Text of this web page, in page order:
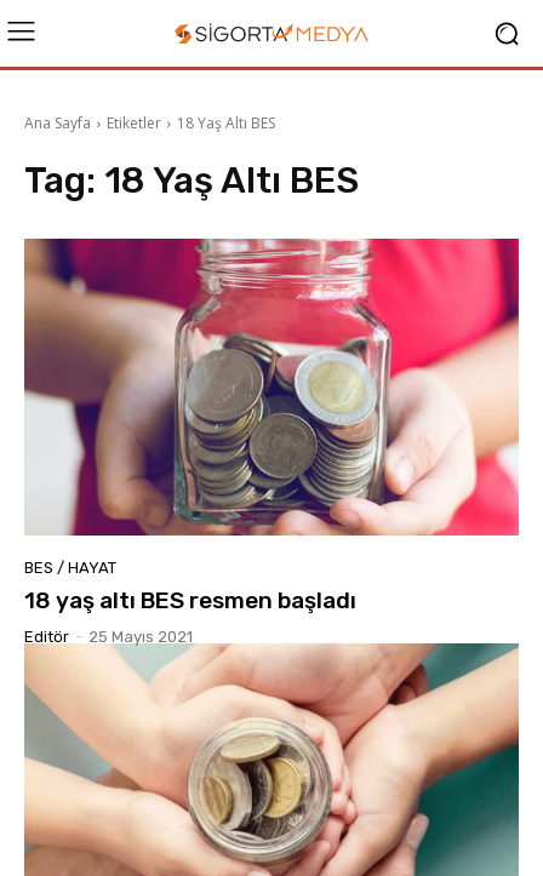
Ana Sayfa Etiketler 18 Yaş Altı BES
Tag: 18 Yaş Altı BES
BES / HAYAT
18 yaş altı BES resmen başladı
Editör - 25 Mayıs 2021